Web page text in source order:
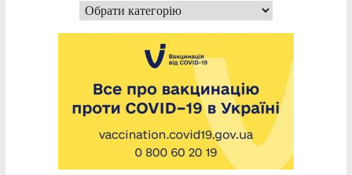
Категорії